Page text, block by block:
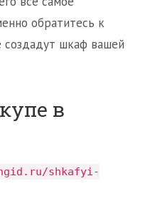
обратитесь к
создадут шкаф вашей
в
shkafyi-